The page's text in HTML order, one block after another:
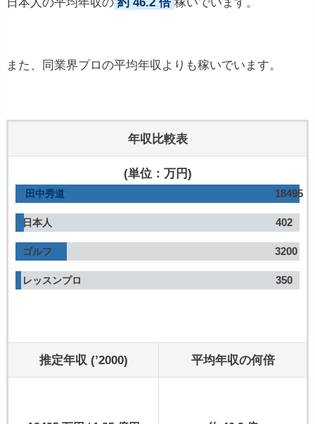
また、同業界プロの平均年収よりも稼いでいます。
年収比較表
(単位：万円)
田中秀道 18495
日本人 402
ゴルフ 3200
レッスンプロ 350
推定年収 (’2000) 平均年収の何倍